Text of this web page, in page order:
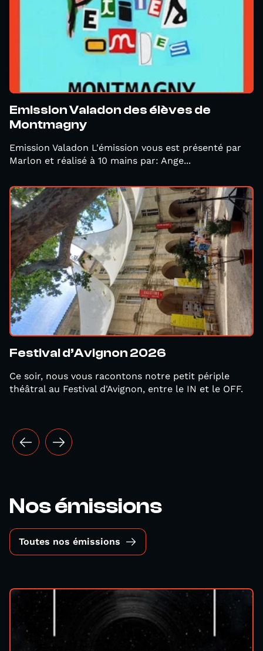
Emission Valadon des élèves de
Montmagny
Emission Valadon L'émission vous est présenté par
Marlon et réalisé à 10 mains par: Ange...
Festival d’Avignon 2026
Ce soir, nous vous racontons notre petit périple
théâtral au Festival d'Avignon, entre le IN et le OFF.
Nos émissions
Toutes nos émissions